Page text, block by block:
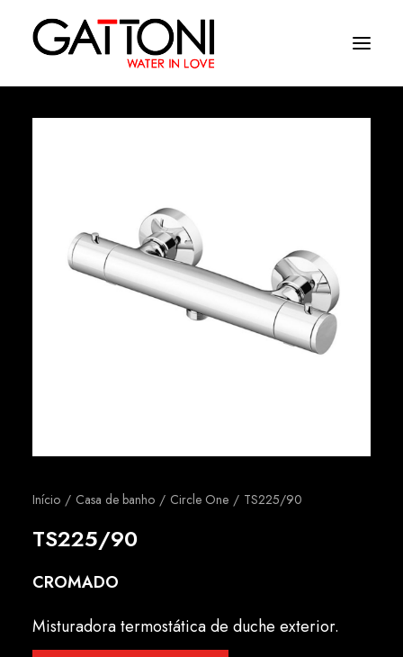
Media
Acabamentos
Início Casa de banho Circle One TS225/90
TS225/90
CROMADO
Misturadora termostática de duche exterior.